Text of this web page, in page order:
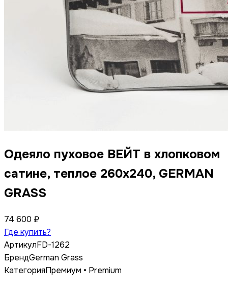
Одеяло пуховое ВЕЙТ в хлопковом
сатине, теплое 260х240, GERMAN
GRASS
74 600 ₽
Где купить?
АртикулFD-1262
БрендGerman Grass
КатегорияПремиум • Premium